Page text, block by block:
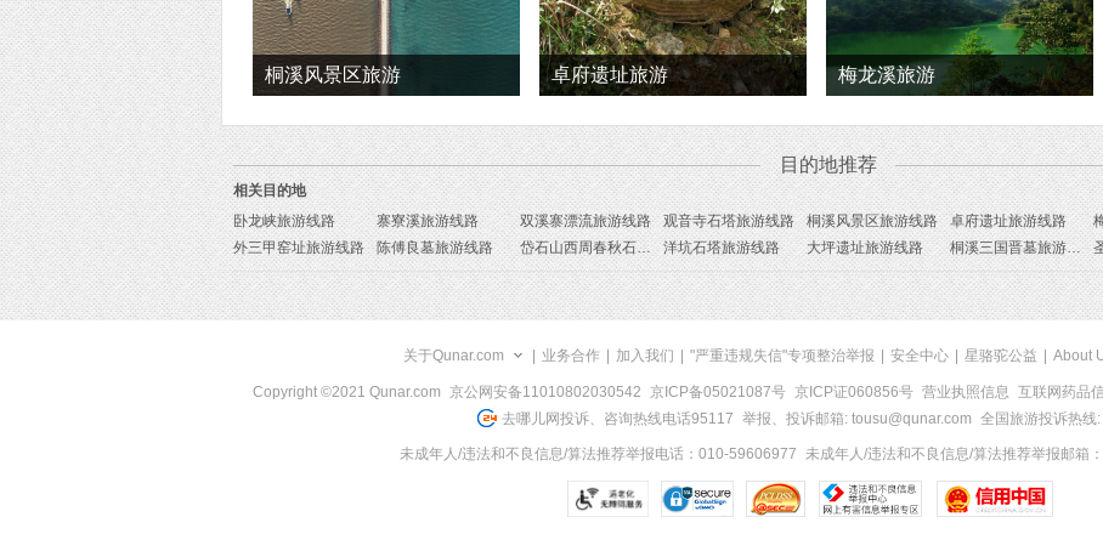
桐溪风景区旅游 卓府遗址旅游 梅龙溪旅游
目的地推荐
相关目的地
卧龙峡旅游线路
寨寮溪旅游线路 双溪寨漂流旅游线路 观音寺石塔旅游线路 桐溪风景区旅游线路 卓府遗址旅游线路
外三甲窑址旅游线路
陈傅良墓旅游线路 岱石山西周春秋石棚墓旅游线路 洋坑石塔旅游线路 大坪遗址旅游线路 桐溪三国晋墓旅游线路
关于Qunar.com 业务合作 加入我们 "严重违规失信"专项整治举报 安全中心 星骆驼公益 About
Copyright ©2021 Qunar.com 京公网安备11010802030542 京ICP备05021087号 京ICP证060856号 营业执照信息 互联网药品
去哪儿网投诉、咨询热线电话95117 举报、投诉邮箱: tousu@qunar.com 全国旅游投诉热线
未成年人/违法和不良信息/算法推荐举报电话：010-59606977 未成年人/违法和不良信息/算法推荐举报邮箱